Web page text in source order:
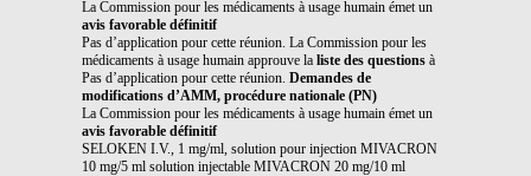
La Commission pour les médicaments à usage humain émet un
avis favorable définitif
Pas d’application pour cette réunion. La Commission pour les
médicaments à usage humain approuve la liste des questions à
Pas d’application pour cette réunion. Demandes de
modifications d’AMM, procédure nationale (PN)
La Commission pour les médicaments à usage humain émet un
avis favorable définitif
SELOKEN I.V., 1 mg/ml, solution pour injection MIVACRON
10 mg/5 ml solution injectable MIVACRON 20 mg/10 ml